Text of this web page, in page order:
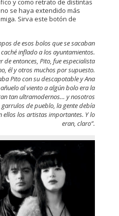
y como retrato de distintas
se haya extendido más
Sirva este botón de
de esos bolos que se sacaban
inflado a los ayuntamientos.
de entonces, Pito, fue especialista
él y otros muchos por supuesto.
Pito con su descapotable y Ana
al viento a algún bolo era la
tan ultramodernos… y nosotros
de pueblo, la gente debía
ellos los artistas importantes. Y lo
eran, claro”.